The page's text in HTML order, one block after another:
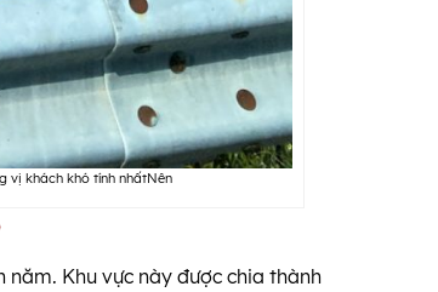
vị khách khó tính nhấtNên
Khu vực này được chia thành